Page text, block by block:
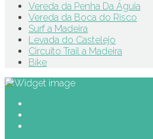
Vereda da Penha Da Águia
Vereda da Boca do Risco
Surf a Madeira
Levada do Castelejo
Circuito Trail a Madeira
Bike